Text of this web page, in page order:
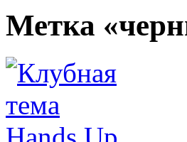
Метка